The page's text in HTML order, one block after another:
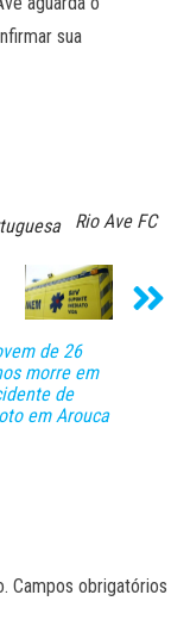
sua
Rio Ave FC
de 26
morre em
de
em Arouca
Campos obrigatórios